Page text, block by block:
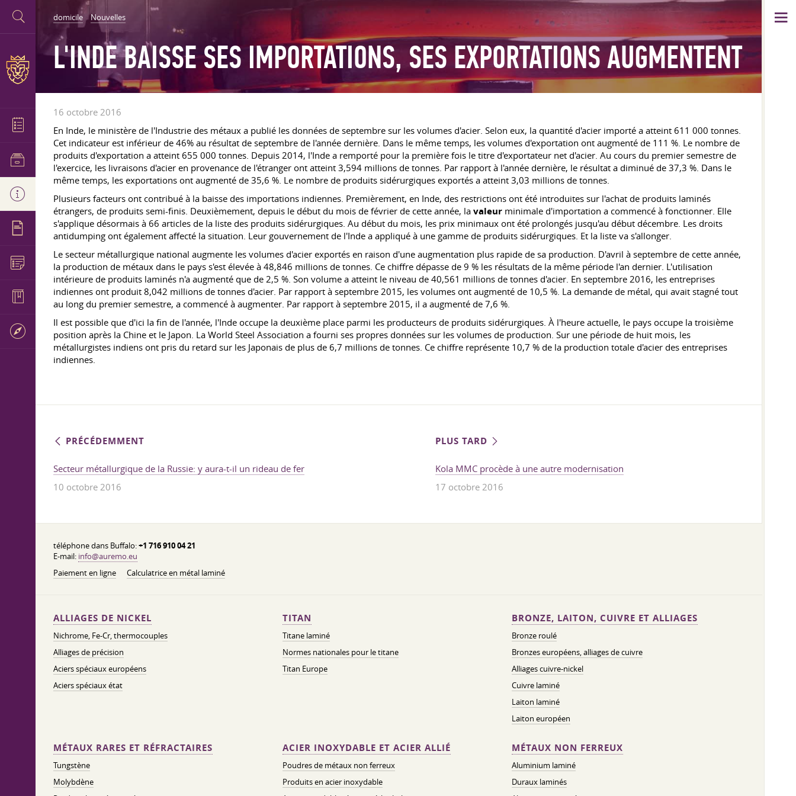
domicile Nouvelles
L'INDE BAISSE SES IMPORTATIONS, SES EXPORTATIONS AUGMENTENT
16 octobre 2016
En Inde, le ministère de l'Industrie des métaux a publié les données de septembre sur les volumes d'acier. Selon eux, la quantité d'acier importé a atteint 611 000 tonnes.
Cet indicateur est inférieur de 46% au résultat de septembre de l'année dernière. Dans le même temps, les volumes d'exportation ont augmenté de 111 %. Le nombre de
produits d'exportation a atteint 655 000 tonnes. Depuis 2014, l'Inde a remporté pour la première fois le titre d'exportateur net d'acier. Au cours du premier semestre de
l'exercice, les livraisons d'acier en provenance de l'étranger ont atteint 3,594 millions de tonnes. Par rapport à l'année dernière, le résultat a diminué de 37,3 %. Dans le
même temps, les exportations ont augmenté de 35,6 %. Le nombre de produits sidérurgiques exportés a atteint 3,03 millions de tonnes.
Plusieurs facteurs ont contribué à la baisse des importations indiennes. Premièrement, en Inde, des restrictions ont été introduites sur l'achat de produits laminés
étrangers, de produits semi-finis. Deuxièmement, depuis le début du mois de février de cette année, la valeur minimale d'importation a commencé à fonctionner. Elle
s'applique désormais à 66 articles de la liste des produits sidérurgiques. Au début du mois, les prix minimaux ont été prolongés jusqu'au début décembre. Les droits
antidumping ont également affecté la situation. Leur gouvernement de l'Inde a appliqué à une gamme de produits sidérurgiques. Et la liste va s'allonger.
Le secteur métallurgique national augmente les volumes d'acier exportés en raison d'une augmentation plus rapide de sa production. D'avril à septembre de cette année,
la production de métaux dans le pays s'est élevée à 48,846 millions de tonnes. Ce chiffre dépasse de 9 % les résultats de la même période l'an dernier. L'utilisation
intérieure de produits laminés n'a augmenté que de 2,5 %. Son volume a atteint le niveau de 40,561 millions de tonnes d'acier. En septembre 2016, les entreprises
indiennes ont produit 8,042 millions de tonnes d'acier. Par rapport à septembre 2015, les volumes ont augmenté de 10,5 %. La demande de métal, qui avait stagné tout
au long du premier semestre, a commencé à augmenter. Par rapport à septembre 2015, il a augmenté de 7,6 %.
Il est possible que d'ici la fin de l'année, l'Inde occupe la deuxième place parmi les producteurs de produits sidérurgiques. À l'heure actuelle, le pays occupe la troisième
position après la Chine et le Japon. La World Steel Association a fourni ses propres données sur les volumes de production. Sur une période de huit mois, les
métallurgistes indiens ont pris du retard sur les Japonais de plus de 6,7 millions de tonnes. Ce chiffre représente 10,7 % de la production totale d'acier des entreprises
indiennes.
PRÉCÉDEMMENT
Secteur métallurgique de la Russie: y aura-t-il un rideau de fer
10 octobre 2016
PLUS TARD
Kola MMC procède à une autre modernisation
17 octobre 2016
téléphone dans Buffalo:+1 716 910 04 21
E-mail: info@auremo.eu
Paiement en ligne
Calculatrice en métal laminé
ALLIAGES DE NICKEL
Nichrome, Fe-Cr, thermocouples
Alliages de précision
Aciers spéciaux européens
Aciers spéciaux état
TITAN
Titane laminé
Normes nationales pour le titane
Titan Europe
BRONZE, LAITON, CUIVRE ET ALLIAGES
Bronze roulé
Bronzes européens, alliages de cuivre
Alliages cuivre-nickel
Cuivre laminé
Laiton laminé
Laiton européen
MÉTAUX RARES ET RÉFRACTAIRES
Tungstène
Molybdène
ACIER INOXYDABLE ET ACIER ALLIÉ
Poudres de métaux non ferreux
Produits en acier inoxydable
MÉTAUX NON FERREUX
Aluminium laminé
Duraux laminés